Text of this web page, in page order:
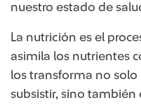
nuestro estado de
La nutrición es el
asimila los nutrientes
los transforma no
subsistir, sino también